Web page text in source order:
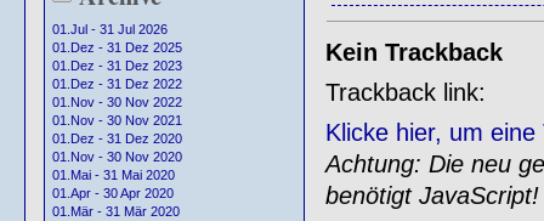
01.Jul - 31 Jul 2026
01.Dez - 31 Dez 2025
01.Dez - 31 Dez 2023
01.Dez - 31 Dez 2022
01.Nov - 30 Nov 2022
01.Nov - 30 Nov 2021
01.Dez - 31 Dez 2020
01.Nov - 30 Nov 2020
01.Mai - 31 Mai 2020
01.Apr - 30 Apr 2020
01.Mär - 31 Mär 2020
Kein Trackback
Trackback link:
Klicke hier, um
Achtung: Die neu
benötigt JavaScript!